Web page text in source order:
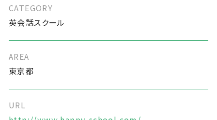
CATEGORY
英会話スクール
AREA
東京都
URL